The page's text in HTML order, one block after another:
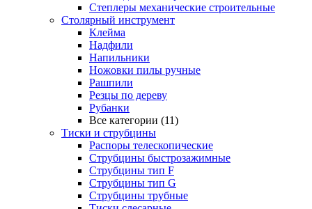
Степлеры механические строительные
Столярный инструмент
Клейма
Надфили
Напильники
Ножовки пилы ручные
Рашпили
Резцы по дереву
Рубанки
Все категории (11)
Тиски и струбцины
Распоры телескопические
Струбцины быстрозажимные
Струбцины тип F
Струбцины тип G
Струбцины трубные